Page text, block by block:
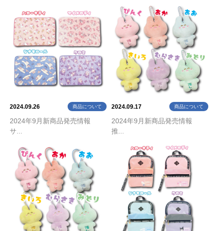
2024.09.26 商品について
2024年9月新商品発売情報
サ...
2024.09.17 商品について
2024年9月新商品発売情報
推...